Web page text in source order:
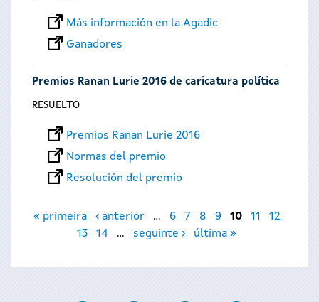
Más información en la Agadic
Ganadores
Premios Ranan Lurie 2016 de caricatura política
RESUELTO
Premios Ranan Lurie 2016
Normas del premio
Resolución del premio
Páginas
« primeira ‹ anterior … 6 7 8 9 10 11
12
13
14 … seguinte › última »